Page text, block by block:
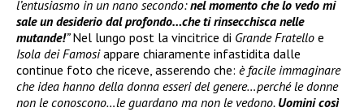
l’entusiasmo in un nano secondo:nel momento che lo vedo mi
sale un desiderio dal profondo…che ti rinsecchisca nelle
mutande!”Nel lungo post la vincitrice di Grande Fratello e
Isola dei Famosiappare chiaramente infastidita dalle
continue foto che riceve, asserendo che: è facile immaginare
che idea hanno della donna esseri del genere…perché le donne
non le conoscono…le guardano ma non le vedono. Uomini così